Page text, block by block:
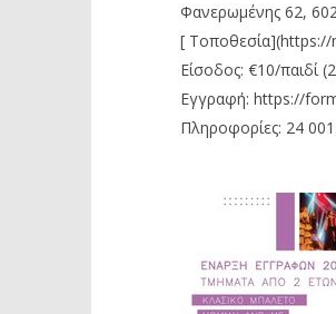
Φανερωμένης 62,
[ Τοποθεσία](https://
Είσοδος: €10/παιδί
Εγγραφή: https://
Πληροφορίες: 24